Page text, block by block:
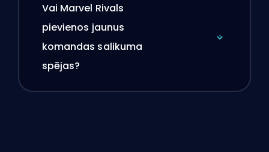
Vai Marvel Rivals
pievienos jaunus
komandas salikuma
spējas?